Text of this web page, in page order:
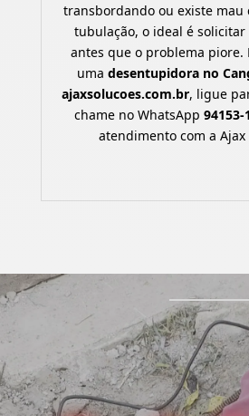
transbordando ou existe mau
tubulação, o ideal é
antes que o problema piore.
uma desentupidora no
ajaxsolucoes.com.br, ligue
chame no WhatsApp94153-
atendimento com a Ajax